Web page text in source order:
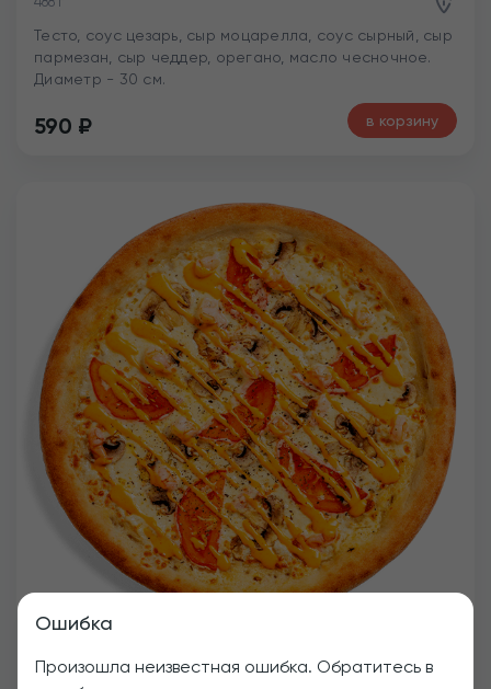
Ошибка
Произошла неизвестная ошибка. Обратитесь в
Тесто, соус цезарь, сыр моцарелла, соус сырный, сыр
пармезан, сыр чеддер, орегано, масло чесночное.
Диаметр - 30 см.
590 ₽ в корзину